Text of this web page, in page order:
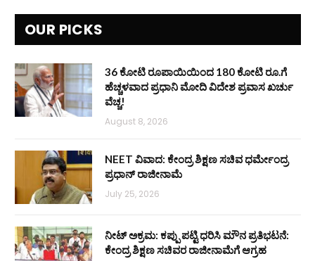
OUR PICKS
36 ಕೋಟಿ ರೂಪಾಯಿಯಿಂದ 180 ಕೋಟಿ ರೂ.ಗೆ
ಹೆಚ್ಚಳವಾದ ಪ್ರಧಾನಿ ಮೋದಿ ವಿದೇಶ ಪ್ರವಾಸ ಖರ್ಚು
ವೆಚ್ಚ!
August 8, 2026
NEET ವಿವಾದ: ಕೇಂದ್ರ ಶಿಕ್ಷಣ ಸಚಿವ ಧರ್ಮೇಂದ್ರ
ಪ್ರಧಾನ್ ರಾಜೀನಾಮೆ
July 25, 2026
ನೀಟ್ ಅಕ್ರಮ: ಕಪ್ಪು ಪಟ್ಟಿ ಧರಿಸಿ ಮೌನ ಪ್ರತಿಭಟನೆ:
ಕೇಂದ್ರ ಶಿಕ್ಷಣ ಸಚಿವರ ರಾಜೀನಾಮೆಗೆ ಆಗ್ರಹ